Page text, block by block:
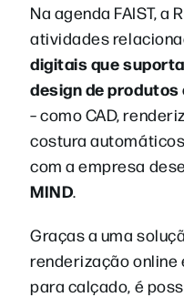
Na agenda FAIST, a
atividades
digitais que
design de
– como CAD,
costura
com a empresa
MIND.
Graças a uma
renderização online
para calçado, é